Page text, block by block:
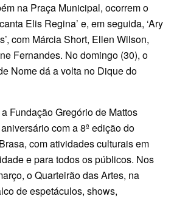
na Praça Municipal, ocorrem o
Elis Regina’ e, em seguida, ‘Ary
com Márcia Short, Ellen Wilson,
Fernandes. No domingo (30), o
Nome dá a volta no Dique do
Fundação Gregório de Mattos
com a 8ª edição do
com atividades culturais em
e para todos os públicos. Nos
o Quarteirão das Artes, na
de espetáculos, shows,